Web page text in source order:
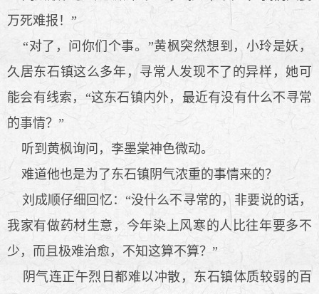
万死难报！”
“对了，问你们个事。”黄枫突然想到，小玲是妖，
久居东石镇这么多年，寻常人发现不了的异样，她可
能会有线索，“这东石镇内外，最近有没有什么不寻常
的事情？”
听到黄枫询问，李墨棠神色微动。
难道他也是为了东石镇阴气浓重的事情来的？
刘成顺仔细回忆：“没什么不寻常的，非要说的话，
我家有做药材生意，今年染上风寒的人比往年要多不
少，而且极难治愈，不知这算不算？”
阴气连正午烈日都难以冲散，东石镇体质较弱的百